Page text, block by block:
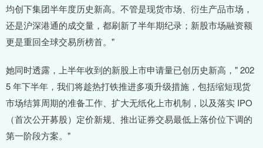
均创下集团半年度历史新高。不管是现货市场、衍生产品市场，
还是沪深港通的成交量，都刷新了半年期纪录；新股市场融资额
更是重回全球交易所榜首。"
她同时透露，上半年收到的新股上市申请量已创历史新高，" 202
5 年下半年，我们将趁热打铁推进多项升级措施，包括缩短现货
市场结算周期的准备工作、扩大无纸化上市机制，以及落实 IPO
（首次公开募股）定价新规、推出证券交易最低上落价位下调的
第一阶段方案。"